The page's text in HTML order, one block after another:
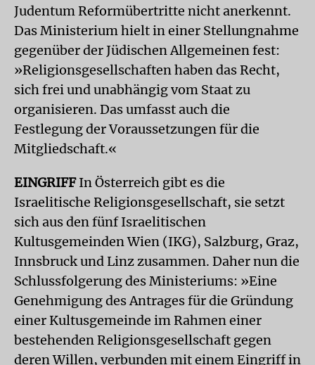
Judentum Reformübertritte nicht anerkennt.
Das Ministerium hielt in einer Stellungnahme
gegenüber der Jüdischen Allgemeinen fest:
»Religionsgesellschaften haben das Recht,
sich frei und unabhängig vom Staat zu
organisieren. Das umfasst auch die
Festlegung der Voraussetzungen für die
Mitgliedschaft.«
EINGRIFFIn Österreich gibt es die
Israelitische Religionsgesellschaft, sie setzt
sich aus den fünf Israelitischen
Kultusgemeinden Wien (IKG), Salzburg, Graz,
Innsbruck und Linz zusammen. Daher nun die
Schlussfolgerung des Ministeriums: »Eine
Genehmigung des Antrages für die Gründung
einer Kultusgemeinde im Rahmen einer
bestehenden Religionsgesellschaft gegen
deren Willen, verbunden mit einem Eingriff in